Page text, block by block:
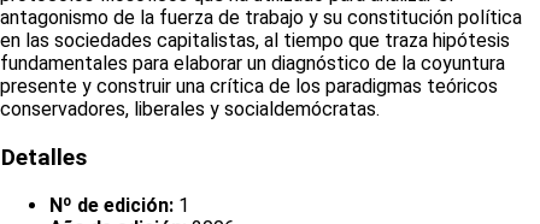
antagonismo de la fuerza de trabajo y su constitución política
en las sociedades capitalistas, al tiempo que traza hipótesis
fundamentales para elaborar un diagnóstico de la coyuntura
presente y construir una crítica de los paradigmas teóricos
conservadores, liberales y socialdemócratas.
Detalles
Nº de edición: 1